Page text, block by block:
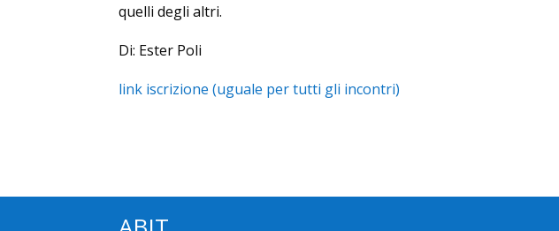
quelli degli altri.
Di: Ester Poli
link iscrizione (uguale per tutti gli incontri)